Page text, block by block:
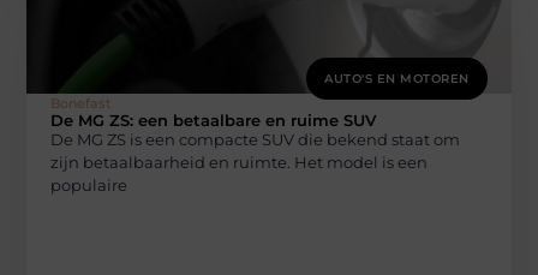
AUTO'S EN MOTOREN
Bonefast
De MG ZS: een betaalbare en ruime SUV
De MG ZS is een compacte SUV die bekend staat om
zijn betaalbaarheid en ruimte. Het model is een
populaire